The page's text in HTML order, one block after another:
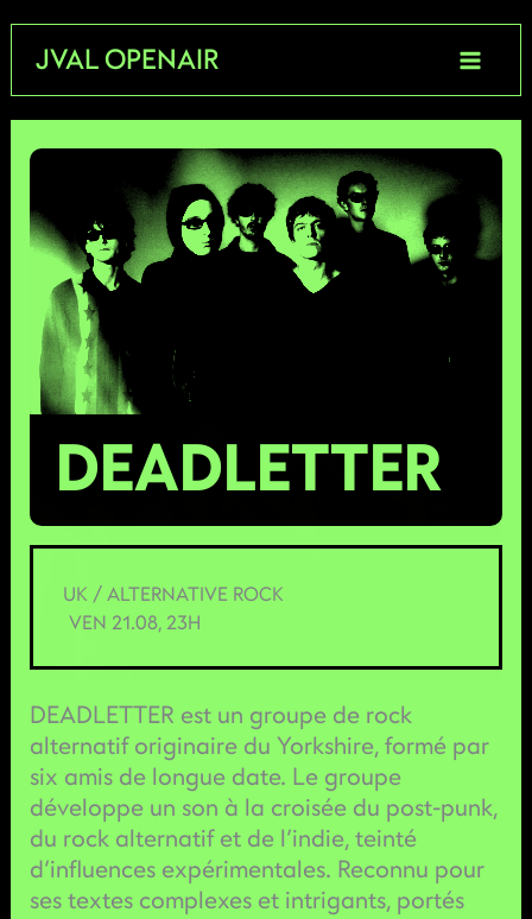
contenu
JVAL OPENAIR
DEADLETTER
UK / ALTERNATIVE ROCK
VEN 21.08, 23H
DEADLETTER est un groupe de rock
alternatif originaire du Yorkshire, formé par
six amis de longue date. Le groupe
développe un son à la croisée du post-punk,
du rock alternatif et de l’indie, teinté
d’influences expérimentales. Reconnu pour
ses textes complexes et intrigants, portés